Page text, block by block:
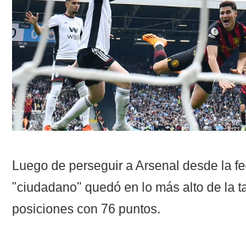
Luego de perseguir a Arsenal desde la
"ciudadano" quedó en lo más alto de la
posiciones con 76 puntos.